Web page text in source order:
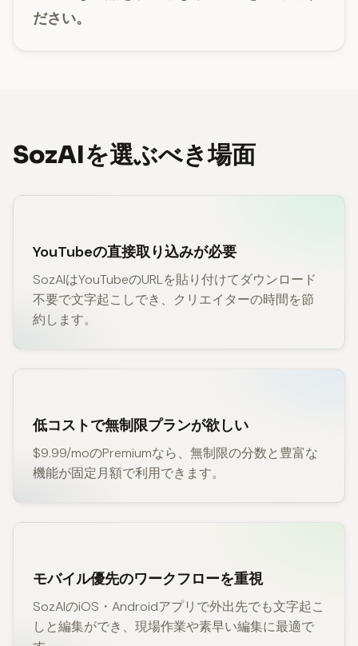
ださい。
SozAIを選ぶべき場面
YouTubeの直接取り込みが必要
SozAIはYouTubeのURLを貼り付けてダウンロード
不要で文字起こしでき、クリエイターの時間を節
約します。
低コストで無制限プランが欲しい
$9.99/moのPremiumなら、無制限の分数と豊富な
機能が固定月額で利用できます。
モバイル優先のワークフローを重視
SozAIのiOS・Androidアプリで外出先でも文字起こ
しと編集ができ、現場作業や素早い編集に最適で